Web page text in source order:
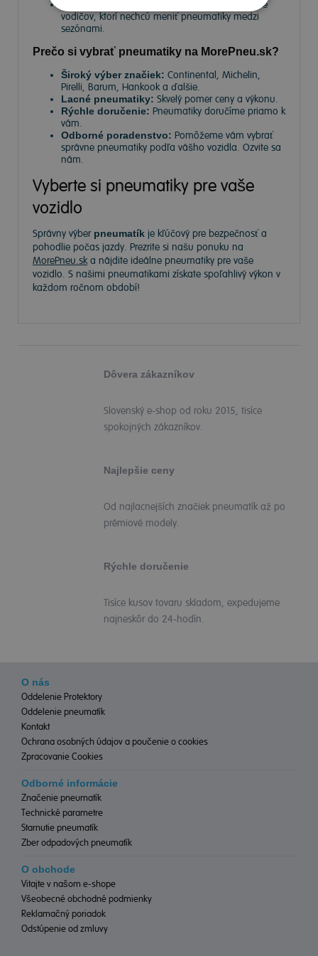
– Univerzálne riešenie pre
vodičov, ktorí nechcú meniť pneumatiky medzi
sezónami.
Prečo si vybrať pneumatiky na MorePneu.sk?
Široký výber značiek: Continental, Michelin,
Pirelli, Barum, Hankook a ďalšie.
Lacné pneumatiky: Skvelý pomer ceny a výkonu.
Rýchle doručenie: Pneumatiky doručíme priamo k
vám.
Odborné poradenstvo: Pomôžeme vám vybrať
správne pneumatiky podľa vášho vozidla. Ozvite sa
nám.
Vyberte si pneumatiky pre vaše
vozidlo
Správny výber pneumatík je kľúčový pre bezpečnosť a
pohodlie počas jazdy. Prezrite si našu ponuku na
MorePneu.ska nájdite ideálne pneumatiky pre vaše
vozidlo. S našimi pneumatikami získate spoľahlivý výkon v
každom ročnom období!
Dôvera zákazníkov
Slovenský e-shop od roku 2015, tisíce
spokojných zákazníkov.
Najlepšie ceny
Od najlacnejších značiek pneumatík až po
prémiové modely.
Rýchle doručenie
Tisíce kusov tovaru skladom, expedujeme
najneskôr do 24-hodín.
O nás
Oddelenie Protektory
Oddelenie pneumatík
Kontakt
Ochrana osobných údajov a poučenie o cookies
Zpracovanie Cookies
Odborné informácie
Značenie pneumatík
Technické parametre
Starnutie pneumatík
Zber odpadových pneumatík
O obchode
Vitajte v našom e-shope
Všeobecné obchodné podmienky
Reklamačný poriadok
Odstúpenie od zmluvy